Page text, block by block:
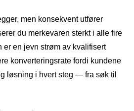
men konsekvent utfører
du merkevaren sterkt i alle fire
er en jevn strøm av kvalifisert
konverteringsrate fordi kundene
løsning i hvert steg — fra søk til